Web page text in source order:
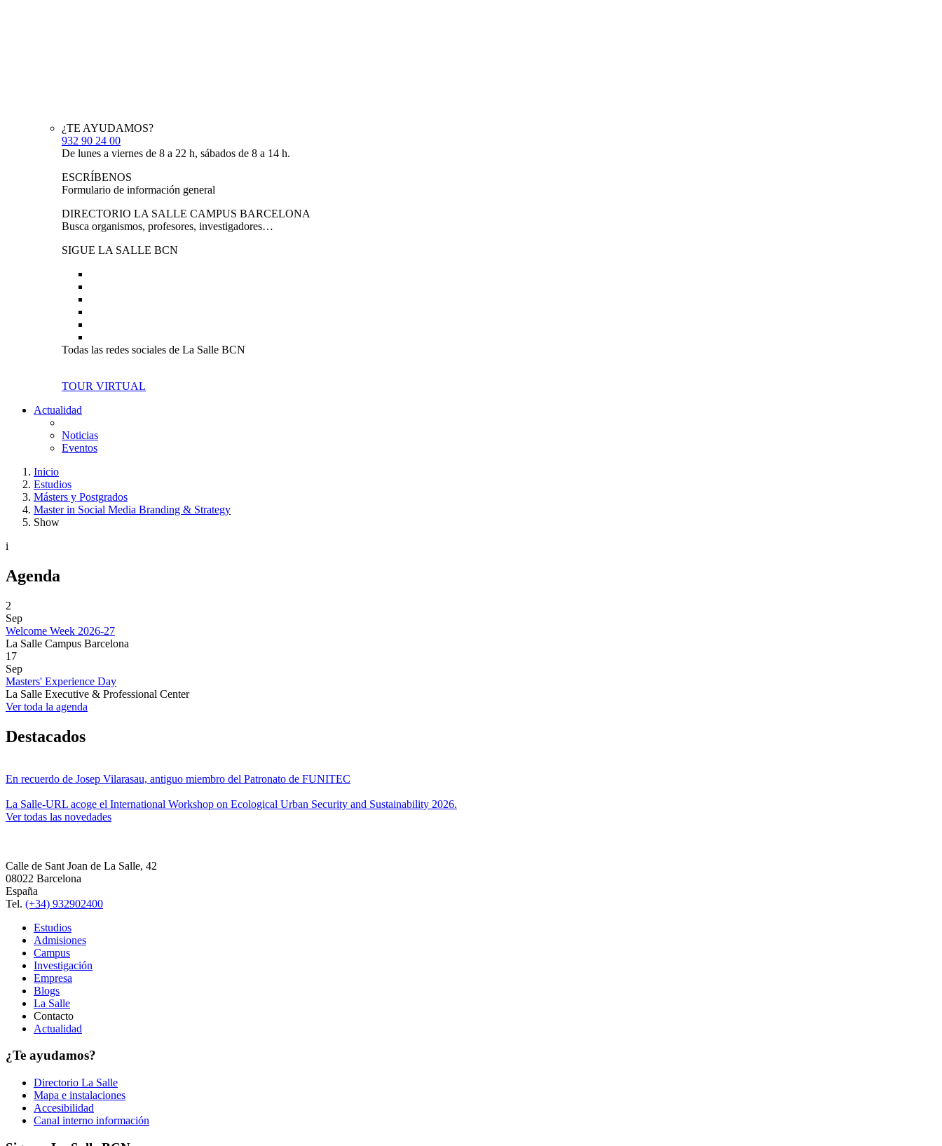
¿TE AYUDAMOS?
932 90 24 00
De lunes a viernes de 8 a 22 h, sábados de 8 a 14 h.
ESCRÍBENOS
Formulario de información general
DIRECTORIO LA SALLE CAMPUS BARCELONA
Busca organismos, profesores, investigadores…
SIGUE LA SALLE BCN
Todas las redes sociales de La Salle BCN
TOUR VIRTUAL
Actualidad
Noticias
Eventos
Inicio
Estudios
Másters y Postgrados
Master in Social Media Branding & Strategy
Show
i
Agenda
2
Sep
Welcome Week 2026-27
La Salle Campus Barcelona
17
Sep
Masters' Experience Day
La Salle Executive & Professional Center
Ver toda la agenda
Destacados
En recuerdo de Josep Vilarasau, antiguo miembro del Patronato de FUNITEC
La Salle-URL acoge el International Workshop on Ecological Urban Security and Sustainability 2026.
Ver todas las novedades
Calle de Sant Joan de La Salle, 42
08022 Barcelona
España
Tel. (+34) 932902400
Estudios
Admisiones
Campus
Investigación
Empresa
Blogs
La Salle
Contacto
Actualidad
¿Te ayudamos?
Directorio La Salle
Mapa e instalaciones
Accesibilidad
Canal interno información